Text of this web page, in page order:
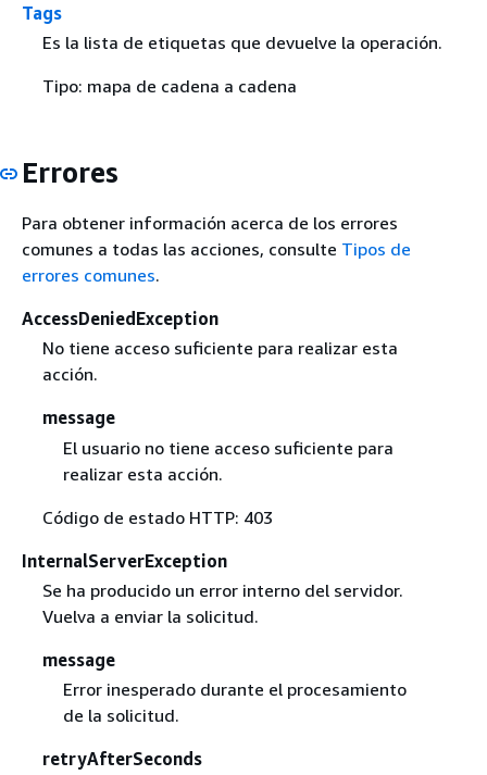
Tags
Es la lista de etiquetas que devuelve la operación.
Tipo: mapa de cadena a cadena
Errores
Para obtener información acerca de los errores
comunes a todas las acciones, consulte Tipos de
errores comunes.
AccessDeniedException
No tiene acceso suficiente para realizar esta
acción.
message
El usuario no tiene acceso suficiente para
realizar esta acción.
Código de estado HTTP: 403
InternalServerException
Se ha producido un error interno del servidor.
Vuelva a enviar la solicitud.
message
Error inesperado durante el procesamiento
de la solicitud.
retryAfterSeconds